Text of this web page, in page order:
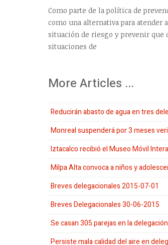
Como parte de la política de
como una alternativa para atender
situación de riesgo y prevenir que
situaciones de
More Articles ...
Reducirán abasto de agua en tres
Monreal suspenderá por 3 meses
Iztacalco recibió el Museo Móvil
Milpa Alta convoca a niños y
Breves delegacionales 2015-07-01
Breves Delegacionales 30-06-2015
Se casan 305 parejas en la
Persiste mala calidad del aire en